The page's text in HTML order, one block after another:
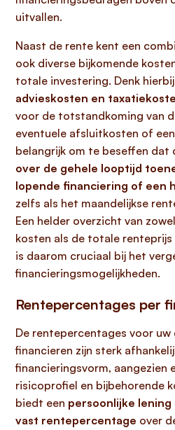
uitvallen.
Naast de rente kent een
ook diverse bijkomende
totale investering. Denk
advieskosten en
voor de totstandkoming van
eventuele afsluitkosten of
belangrijk om te beseffen dat
over de gehele looptijd
lopende financiering of een
zelfs als het maandelijkse
Een helder overzicht van
kosten als de totale
is daarom cruciaal bij het
financieringsmogelijkheden.
Rentepercentages per
De rentepercentages voor
financieren zijn sterk
financieringsvorm, aangezien
risicoprofiel en bijbehorende
biedt een persoonlijke lening
vast rentepercentage over